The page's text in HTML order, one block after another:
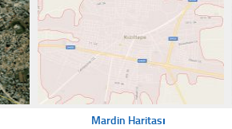
Mardin Haritası